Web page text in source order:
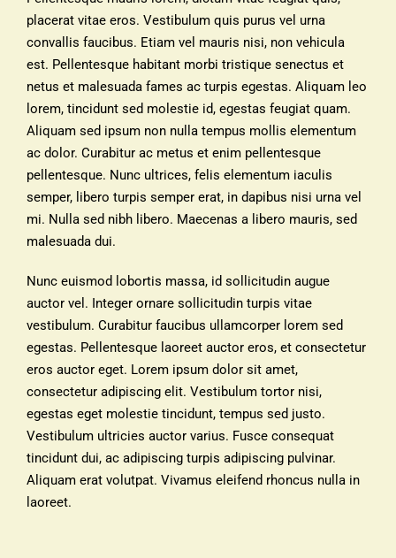
placerat vitae eros. Vestibulum quis purus vel urna
convallis faucibus. Etiam vel mauris nisi, non vehicula
est. Pellentesque habitant morbi tristique senectus et
netus et malesuada fames ac turpis egestas. Aliquam leo
lorem, tincidunt sed molestie id, egestas feugiat quam.
Aliquam sed ipsum non nulla tempus mollis elementum
ac dolor. Curabitur ac metus et enim pellentesque
pellentesque. Nunc ultrices, felis elementum iaculis
semper, libero turpis semper erat, in dapibus nisi urna vel
mi. Nulla sed nibh libero. Maecenas a libero mauris, sed
malesuada dui.
Nunc euismod lobortis massa, id sollicitudin augue
auctor vel. Integer ornare sollicitudin turpis vitae
vestibulum. Curabitur faucibus ullamcorper lorem sed
egestas. Pellentesque laoreet auctor eros, et consectetur
eros auctor eget. Lorem ipsum dolor sit amet,
consectetur adipiscing elit. Vestibulum tortor nisi,
egestas eget molestie tincidunt, tempus sed justo.
Vestibulum ultricies auctor varius. Fusce consequat
tincidunt dui, ac adipiscing turpis adipiscing pulvinar.
Aliquam erat volutpat. Vivamus eleifend rhoncus nulla in
laoreet.